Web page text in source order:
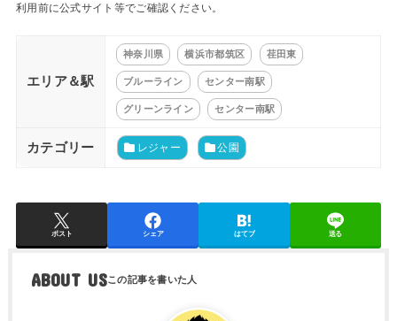
利用前に公式サイト等でご確認ください。
エリア＆駅
神奈川県 横浜市都筑区 荏田東
ブルーライン センター南駅
グリーンライン センター南駅
カテゴリー レジャー 公園
ポスト シェア はてブ 送る
ABOUT US